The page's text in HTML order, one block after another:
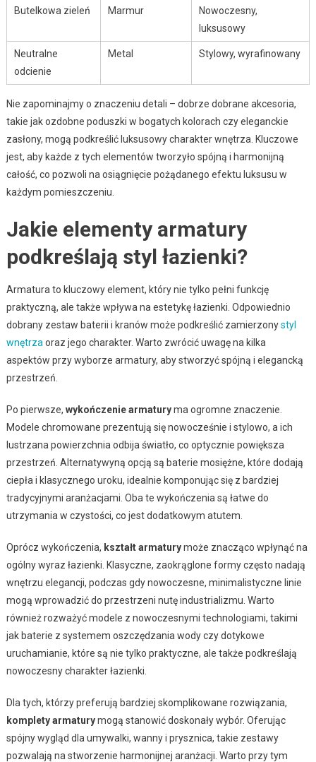
Butelkowa zieleń Marmur
Nowoczesny,
luksusowy
Neutralne
odcienie
Metal Stylowy, wyrafinowany
Nie zapominajmy o znaczeniu detali – dobrze dobrane akcesoria,
takie jak ozdobne poduszki w bogatych kolorach czy eleganckie
zasłony, mogą podkreślić luksusowy charakter wnętrza. Kluczowe
jest, aby każde z tych elementów tworzyło spójną i harmonijną
całość, co pozwoli na osiągnięcie pożądanego efektu luksusu w
każdym pomieszczeniu.
Jakie elementy armatury
podkreślają styl łazienki?
Armatura to kluczowy element, który nie tylko pełni funkcję
praktyczną, ale także wpływa na estetykę łazienki. Odpowiednio
dobrany zestaw baterii i kranów może podkreślić zamierzonystyl
wnętrza oraz jego charakter. Warto zwrócić uwagę na kilka
aspektów przy wyborze armatury, aby stworzyć spójną i elegancką
przestrzeń.
Po pierwsze, wykończenie armaturyma ogromne znaczenie.
Modele chromowane prezentują się nowocześnie i stylowo, a ich
lustrzana powierzchnia odbija światło, co optycznie powiększa
przestrzeń. Alternatywyną opcją są baterie mosiężne, które dodają
ciepła i klasycznego uroku, idealnie komponując się z bardziej
tradycyjnymi aranżacjami. Oba te wykończenia są łatwe do
utrzymania w czystości, co jest dodatkowym atutem.
Oprócz wykończenia, kształt armaturymoże znacząco wpłynąć na
ogólny wyraz łazienki. Klasyczne, zaokrąglone formy często nadają
wnętrzu elegancji, podczas gdy nowoczesne, minimalistyczne linie
mogą wprowadzić do przestrzeni nutę industrializmu. Warto
również rozważyć modele z nowoczesnymi technologiami, takimi
jak baterie z systemem oszczędzania wody czy dotykowe
uruchamianie, które są nie tylko praktyczne, ale także podkreślają
nowoczesny charakter łazienki.
Dla tych, którzy preferują bardziej skomplikowane rozwiązania,
komplety armaturymogą stanowić doskonały wybór. Oferując
spójny wygląd dla umywalki, wanny i prysznica, takie zestawy
pozwalają na stworzenie harmonijnej aranżacji. Warto przy tym